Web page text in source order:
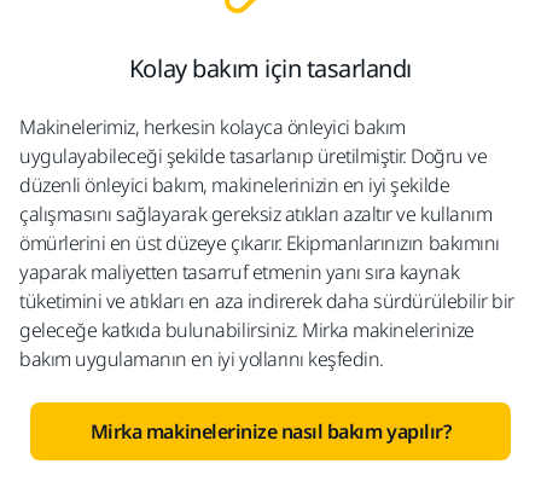
Kolay bakım için tasarlandı
Makinelerimiz, herkesin kolayca önleyici bakım
uygulayabileceği şekilde tasarlanıp üretilmiştir. Doğru ve
düzenli önleyici bakım, makinelerinizin en iyi şekilde
çalışmasını sağlayarak gereksiz atıkları azaltır ve kullanım
ömürlerini en üst düzeye çıkarır. Ekipmanlarınızın bakımını
yaparak maliyetten tasarruf etmenin yanı sıra kaynak
tüketimini ve atıkları en aza indirerek daha sürdürülebilir bir
geleceğe katkıda bulunabilirsiniz. Mirka makinelerinize
bakım uygulamanın en iyi yollarını keşfedin.
Mirka makinelerinize nasıl bakım yapılır?